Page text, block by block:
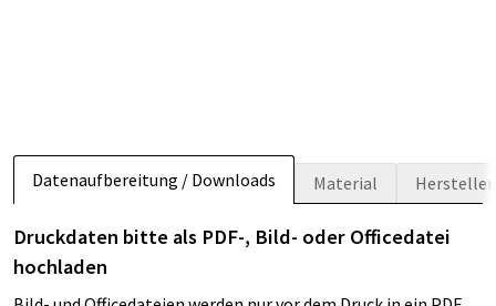
Datenaufbereitung / Downloads Material
Druckdaten bitte als PDF-, Bild- oder Officedatei
hochladen